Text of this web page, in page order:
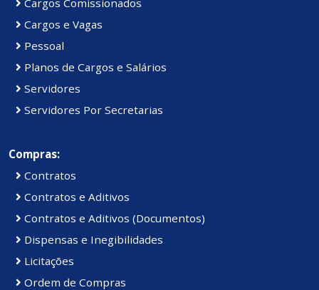
Cargos e Vagas
Pessoal
Planos de Cargos e Salários
Servidores
Servidores Por Secretarias
Compras:
Contratos
Contratos e Aditivos
Contratos e Aditivos (Documentos)
Dispensas e Inegibilidades
Licitações
Ordem de Compras